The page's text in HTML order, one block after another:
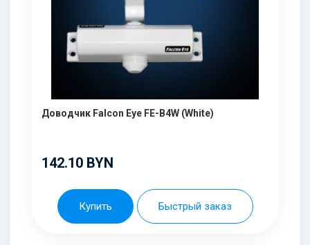
Доводчик Falcon Eye FE-B4W (White)
142.10 BYN
Купить Быстрый заказ